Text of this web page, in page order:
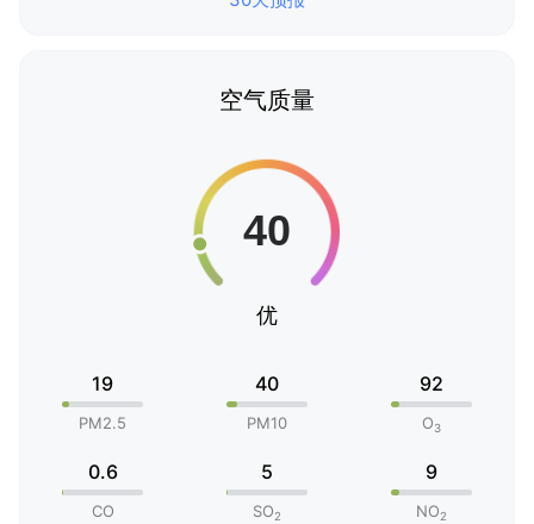
空气质量
优
19
PM2.5
40
PM10
92
O3
0.6
CO
5
SO2
9
NO2